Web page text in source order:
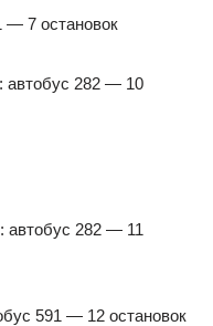
— 7 остановок
автобус 282 — 10
автобус 282 — 11
591 — 12 остановок